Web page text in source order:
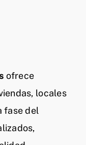
ofrece
locales
fase del